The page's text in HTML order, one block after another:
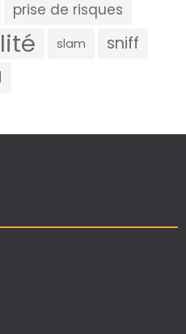
prise de risques
slam sniff